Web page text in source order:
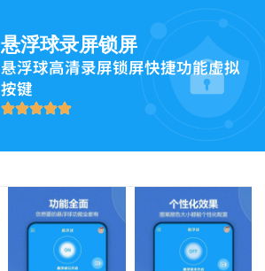
悬浮球录屏锁屏
悬浮球高清录屏锁屏快捷功能虚拟
按键